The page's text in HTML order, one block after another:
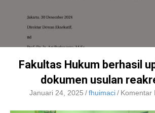
Fakultas Hukum berhasil
dokumen usulan
Januari 24, 2025 /fhuimaci/ Komentar